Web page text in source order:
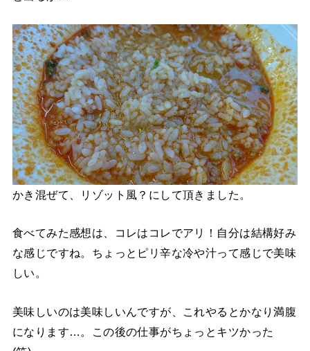
かき混ぜて、リゾット風？にして頂きました。
食べてみた感想は、コレはコレでアリ！自分は結構好み
な感じですね。ちょっとピリ辛な冷や汁って感じで美味
しい。
美味しいのは美味しいんですが、これやるとかなり満腹
になります…。この後の仕事がちょっとキツかった